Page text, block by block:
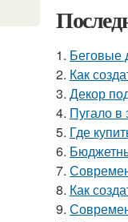
1. Беговые
2. Как
3. Декор
4. Пугало в
5. Где
6.
7.
8. Как
9.